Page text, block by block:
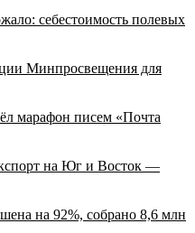
себестоимость полевых
Минпросвещения для
марафон писем «Почта
на Юг и Восток —
на 92%, собрано 8,6 млн